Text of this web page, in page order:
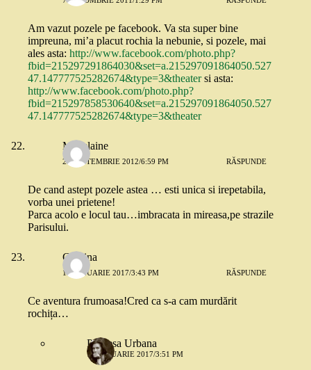
Am vazut pozele pe facebook. Va sta super bine
impreuna, mi’a placut rochia la nebunie, si pozele, mai
ales asta: http://www.facebook.com/photo.php?
fbid=215297291864030&set=a.215297091864050.527
47.147777525282674&type=3&theatersi asta:
http://www.facebook.com/photo.php?
fbid=215297858530640&set=a.215297091864050.527
47.147777525282674&type=3&theater
Madelaine
23 SEPTEMBRIE 2012/6:59 PM RĂSPUNDE
De cand astept pozele astea … esti unica si irepetabila,
vorba unei prietene!
Parca acolo e locul tau…imbracata in mireasa,pe strazile
Parisului.
Gianina
10 IANUARIE 2017/3:43 PM RĂSPUNDE
Ce aventura frumoasa!Cred ca s-a cam murdărit
rochița…
Printesa Urbana
10 IANUARIE 2017/3:51 PM